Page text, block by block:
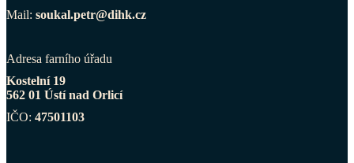
Mail: soukal.petr@dihk.cz
Adresa farního úřadu
Kostelní 19
562 01 Ústí nad Orlicí
IČO: 47501103